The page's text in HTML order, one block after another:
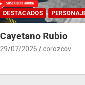
DESTACADOS
Cayetano Rubio
29/07/2026 corozcov